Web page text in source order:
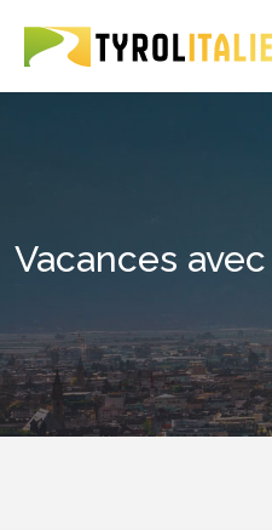
Vacances